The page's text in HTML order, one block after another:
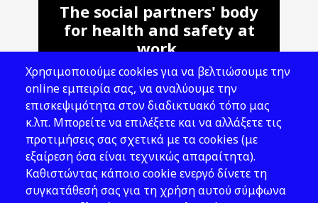
The social partners' body
for health and safety at
work.
Address: 143 Liosion & 6 Thirsiou, 104
45, Athens
T: 210 82 00 100
e: info@elinyae.gr
Follow Us
Χρησιμοποιούμε cookies για να βελτιώσουμε την
online εμπειρία σας, να αναλύουμε την
επισκεψιμότητα στον διαδικτυακό τόπο μας
κ.λπ. Μπορείτε να επιλέξετε και να αλλάξετε τις
προτιμήσεις σας σχετικά με τα cookies (με
εξαίρεση όσα είναι τεχνικώς απαραίτητα).
Καθιστώντας κάποιο cookie ενεργό δίνετε τη
συγκατάθεσή σας για τη χρήση αυτού σύμφωνα